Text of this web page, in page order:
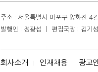
주소 : 서울특별시 마포구 양화진
발행인 : 정광섭 ㅣ 편집국장 : 김
회사소개 인재채용 광고